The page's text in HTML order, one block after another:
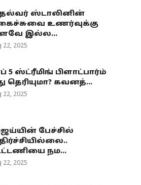
ஸ்டாலினின்
உணர்வுக்கு
இல்ல...
22, 2025
5 ஸ்ட்ரீமிங் பிளாட்பார்ம்
தெரியுமா? கவனத்...
22, 2025
பேச்சில்
நம...
22, 2025